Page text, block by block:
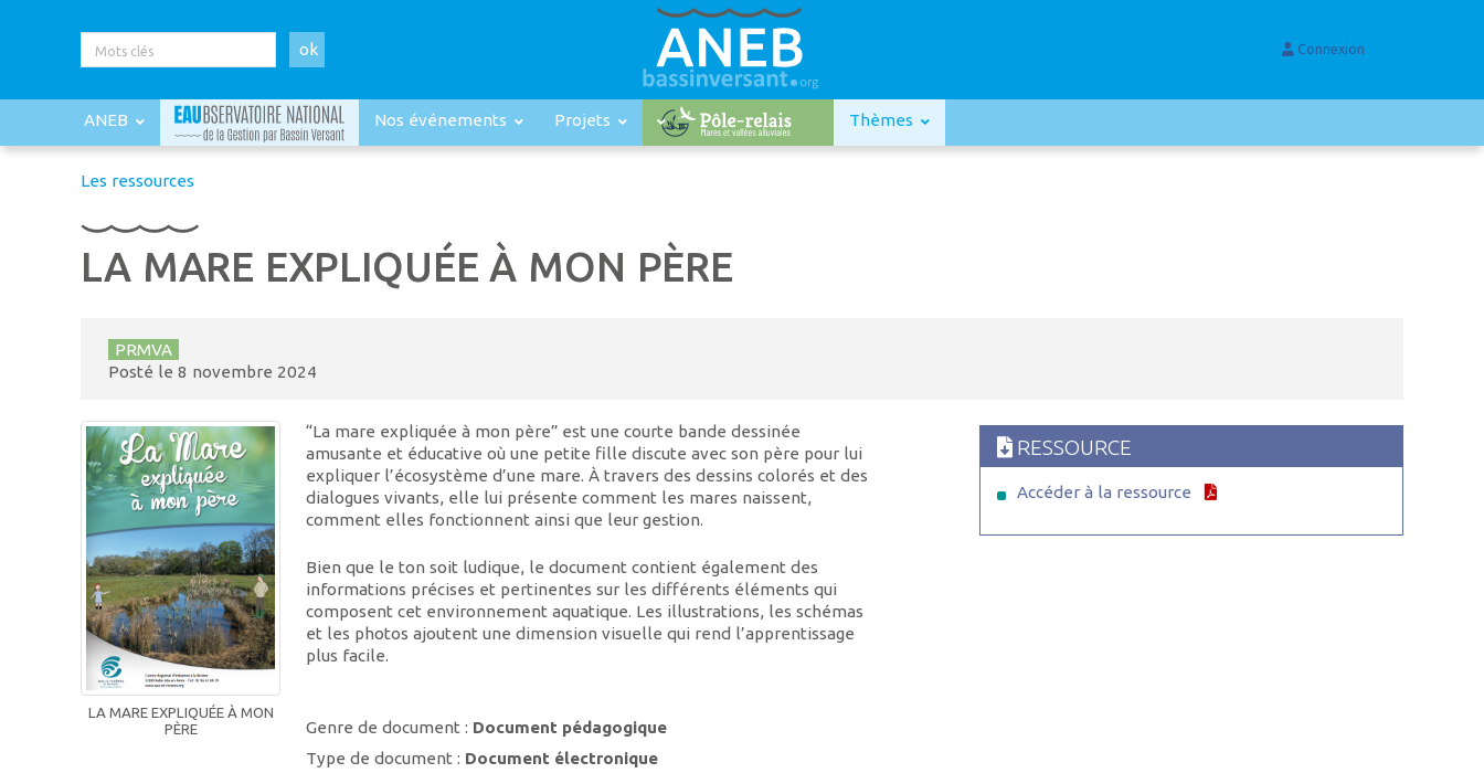
ok Connexion
ANEB Nos événements Projets Thèmes
Les ressources
LA MARE EXPLIQUÉE À MON PÈRE
PRMVA
Posté le 8 novembre 2024
LA MARE EXPLIQUÉE À MON
PÈRE
“La mare expliquée à mon père” est une courte bande dessinée
amusante et éducative où une petite fille discute avec son père pour lui
expliquer l’écosystème d’une mare. À travers des dessins colorés et des
dialogues vivants, elle lui présente comment les mares naissent,
comment elles fonctionnent ainsi que leur gestion.
Bien que le ton soit ludique, le document contient également des
informations précises et pertinentes sur les différents éléments qui
composent cet environnement aquatique. Les illustrations, les schémas
et les photos ajoutent une dimension visuelle qui rend l’apprentissage
plus facile.
Genre de document : Document pédagogique
Type de document : Document électronique
RESSOURCE
Accéder à la ressource